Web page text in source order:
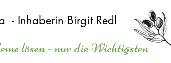
- Inhaberin Birgit Redl
lösen - nur die Wichtigsten